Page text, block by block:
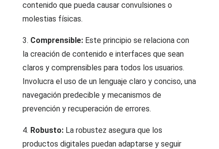
contenido que pueda causar convulsiones o
molestias físicas.
3. Comprensible: Este principio se relaciona con
la creación de contenido e interfaces que sean
claros y comprensibles para todos los usuarios.
Involucra el uso de un lenguaje claro y conciso, una
navegación predecible y mecanismos de
prevención y recuperación de errores.
4. Robusto: La robustez asegura que los
productos digitales puedan adaptarse y seguir